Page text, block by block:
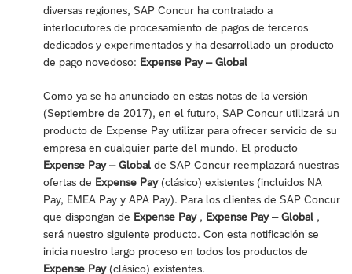
diversas regiones, SAP Concur ha contratado a
interlocutores de procesamiento de pagos de terceros
dedicados y experimentados y ha desarrollado un producto
de pago novedoso: Expense Pay – Global
Como ya se ha anunciado en estas notas de la versión
(Septiembre de 2017), en el futuro, SAP Concur utilizará un
producto de Expense Pay utilizar para ofrecer servicio de su
empresa en cualquier parte del mundo. El producto
Expense Pay – Global de SAP Concur reemplazará nuestras
ofertas de Expense Pay(clásico) existentes (incluidos NA
Pay, EMEA Pay y APA Pay). Para los clientes de SAP Concur
que dispongan de Expense Pay, Expense Pay – Global ,
será nuestro siguiente producto. Con esta notificación se
inicia nuestro largo proceso en todos los productos de
Expense Pay(clásico) existentes.